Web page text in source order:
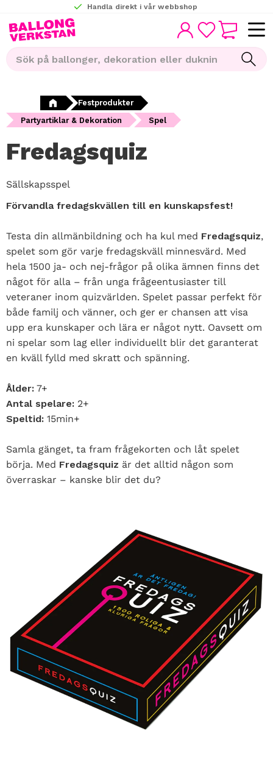
Meny
Handla direkt i vår webbshop
FAVORITER
KUNDVAGN
Festprodukter
Partyartiklar & Dekoration
Spel
Fredagsquiz
Sällskapsspel
Förvandla fredagskvällen till en kunskapsfest!
Testa din allmänbildning och ha kul med Fredagsquiz,
spelet som gör varje fredagskväll minnesvärd. Med
hela 1500 ja- och nej-frågor på olika ämnen finns det
något för alla – från unga frågeentusiaster till
veteraner inom quizvärlden. Spelet passar perfekt för
både familj och vänner, och ger er chansen att visa
upp era kunskaper och lära er något nytt. Oavsett om
ni spelar som lag eller individuellt blir det garanterat
en kväll fylld med skratt och spänning.
Ålder: 7+
Antal spelare: 2+
Speltid: 15min+
Samla gänget, ta fram frågekorten och låt spelet
börja. Med Fredagsquiz är det alltid någon som
överraskar – kanske blir det du?